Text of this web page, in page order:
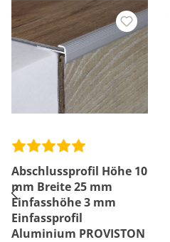
Abschlussprofil Höhe 10
mm Breite 25 mm
Einfasshöhe 3 mm
Einfassprofil
Aluminium PROVISTON